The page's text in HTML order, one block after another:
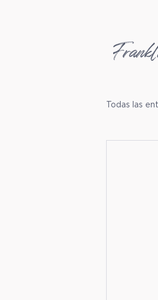
Todas las